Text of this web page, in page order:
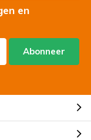
en
Abonneer